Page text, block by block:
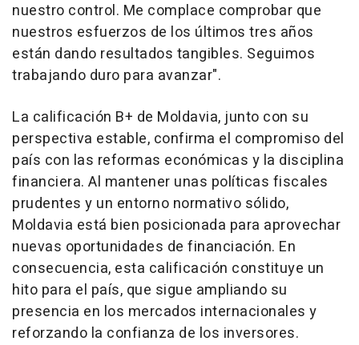
nuestro control. Me complace comprobar que
nuestros esfuerzos de los últimos tres años
están dando resultados tangibles. Seguimos
trabajando duro para avanzar".
La calificación B+ de Moldavia, junto con su
perspectiva estable, confirma el compromiso del
país con las reformas económicas y la disciplina
financiera. Al mantener unas políticas fiscales
prudentes y un entorno normativo sólido,
Moldavia está bien posicionada para aprovechar
nuevas oportunidades de financiación. En
consecuencia, esta calificación constituye un
hito para el país, que sigue ampliando su
presencia en los mercados internacionales y
reforzando la confianza de los inversores.